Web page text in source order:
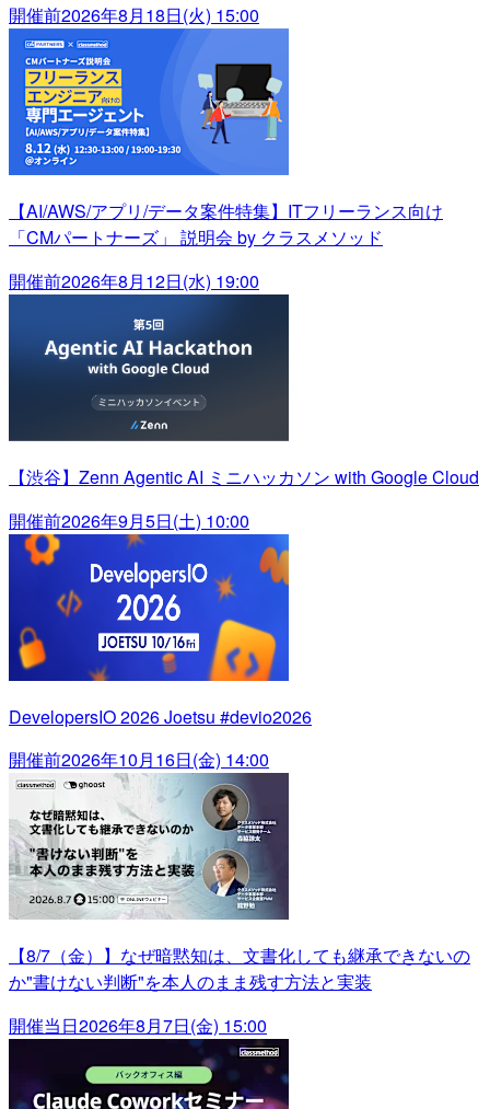
開催前2026年8月18日(火) 15:00
【AI/AWS/アプリ/データ案件特集】ITフリーランス向け
「CMパートナーズ」 説明会 by クラスメソッド
開催前2026年8月12日(水) 19:00
【渋谷】Zenn Agentic AI ミニハッカソン with Google Cloud
開催前2026年9月5日(土) 10:00
DevelopersIO 2026 Joetsu #devio2026
開催前2026年10月16日(金) 14:00
【8/7（金）】なぜ暗黙知は、文書化しても継承できないの
か"書けない判断"を本人のまま残す方法と実装
開催当日2026年8月7日(金) 15:00